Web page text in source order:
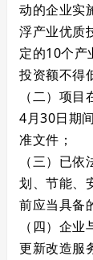
动的企业实
浮产业优质
定的10个产
投资额不得
（二）项目
4月30日期
准文件；
（三）已
划、节能、
前应当具备
（四）企
更新改造服